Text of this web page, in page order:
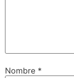
Nombre *